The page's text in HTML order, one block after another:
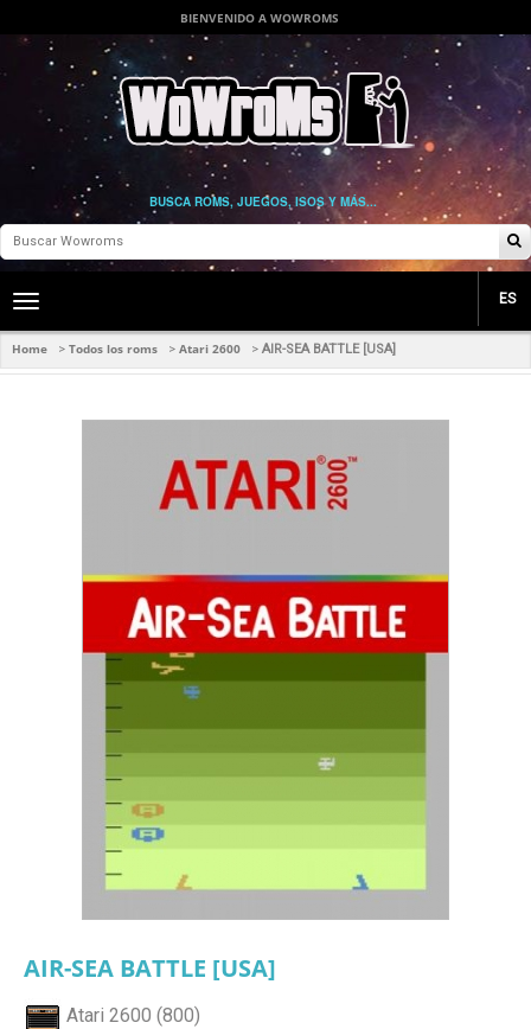
BIENVENIDO A WOWROMS
BUSCA ROMS, JUEGOS, ISOS Y MÁS...
Toggle
navigation
ES
Home > Todos los roms > Atari 2600 > AIR-SEA BATTLE [USA]
AIR-SEA BATTLE [USA]
Atari 2600 (800)